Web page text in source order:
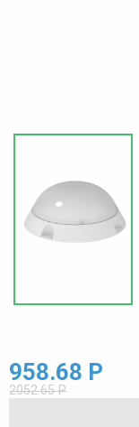
958.68 Р
2052.65 Р